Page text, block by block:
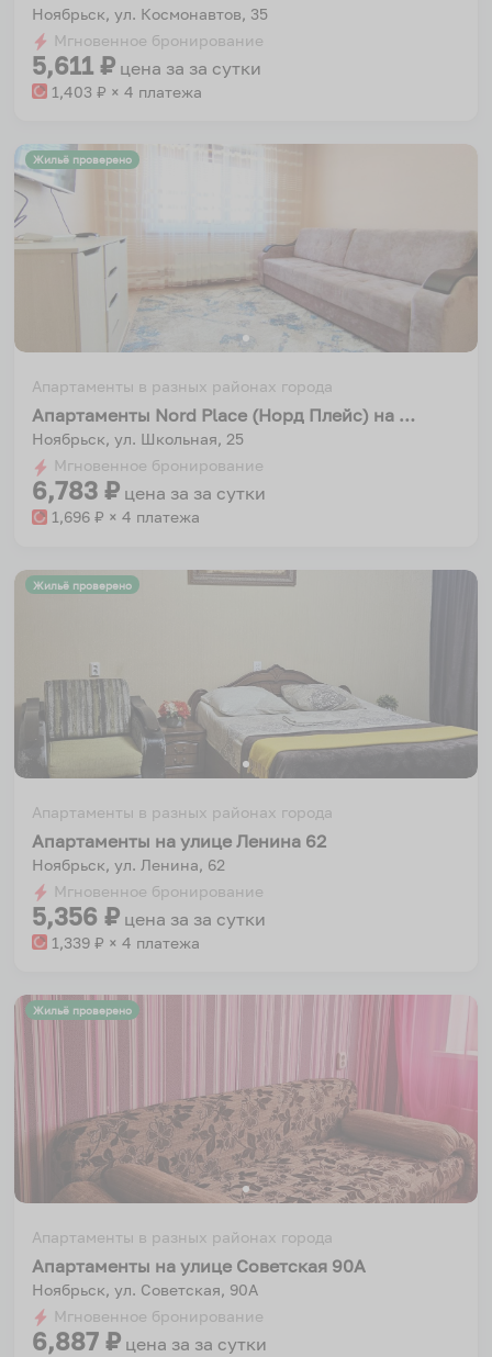
Ноябрьск, ул. Космонавтов, 35
Мгновенное бронирование
5,611 ₽ цена за за сутки
1,403 ₽ × 4 платежа
Жильё проверено
Апартаменты в разных районах города
Апартаменты Nord Place (Норд Плейс) на улице Школьная
Ноябрьск, ул. Школьная, 25
Мгновенное бронирование
6,783 ₽ цена за за сутки
1,696 ₽ × 4 платежа
Жильё проверено
Апартаменты в разных районах города
Апартаменты на улице Ленина 62
Ноябрьск, ул. Ленина, 62
Мгновенное бронирование
5,356 ₽ цена за за сутки
1,339 ₽ × 4 платежа
Жильё проверено
Апартаменты в разных районах города
Апартаменты на улице Советская 90А
Ноябрьск, ул. Советская, 90А
Мгновенное бронирование
6,887 ₽ цена за за сутки